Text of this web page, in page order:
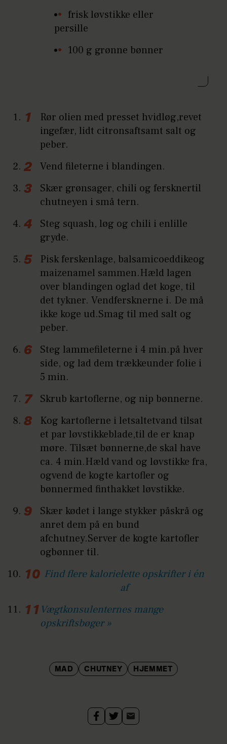
frisk løvstikke eller
persille
100 g grønne bønner
Rør olien med presset hvidløg,revet
ingefær, lidt citronsaftsamt salt og
peber.
Vend fileterne i blandingen.
Skær grønsager, chili og fersknertil
chutneyen i små tern.
Steg squash, løg og chili i enlille
gryde.
Pisk ferskenlage, balsamicoeddikeog
maizenamel sammen.Hæld lagen
over blandingen oglad det koge, til
det tykner. Vendfersknerne i. De må
ikke koge ud.Smag til med salt og
peber.
Steg lammefileterne i 4 min.på hver
side, og lad dem trækkeunder folie i
5 min.
Skrub kartoflerne, og nip bønnerne.
Kog kartoflerne i letsaltetvand tilsat
et par løvstikkeblade,til de er knap
møre. Tilsæt bønnerne,de skal have
ca. 4 min.Hæld vand og løvstikke fra,
ogvend de kogte kartofler og
bønnermed finthakket løvstikke.
Skær kødet i lange stykker påskrå og
anret dem på en bund
afchutney.Server de kogte kartofler
ogbønner til.
Find flere kalorielette opskrifter i én
af
Vægtkonsulenternes mange
opskriftsbøger »
MAD CHUTNEY HJEMMET